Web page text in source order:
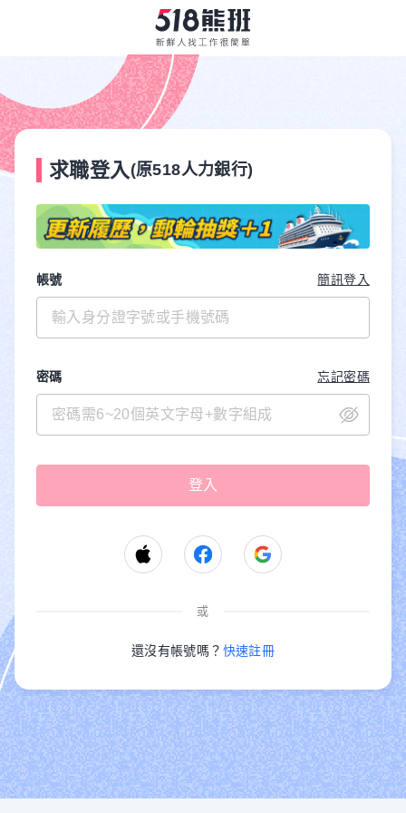
求職登入 (原518人力銀行)
帳號 簡訊登入
密碼 忘記密碼
或
還沒有帳號嗎？ 快速註冊